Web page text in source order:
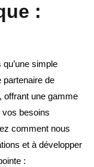
:
simple
de
offrant une gamme
vos besoins
comment nous
et à développer
: